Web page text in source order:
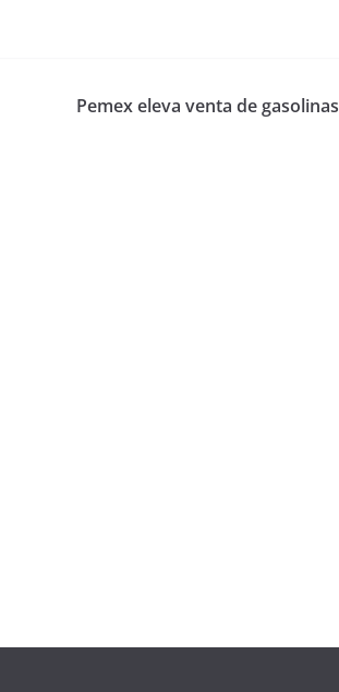
Pemex eleva venta de gasolinas